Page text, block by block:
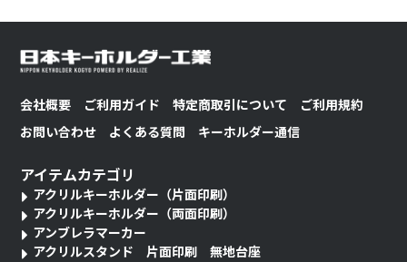
会社概要 ご利用ガイド 特定商取引について
ご利用規約
お問い合わせ
よくある質問 キーホルダー通信
アイテムカテゴリ
アクリルキーホルダー（片面印刷）
アクリルキーホルダー（両面印刷）
アンブレラマーカー
アクリルスタンド 片面印刷 無地台座